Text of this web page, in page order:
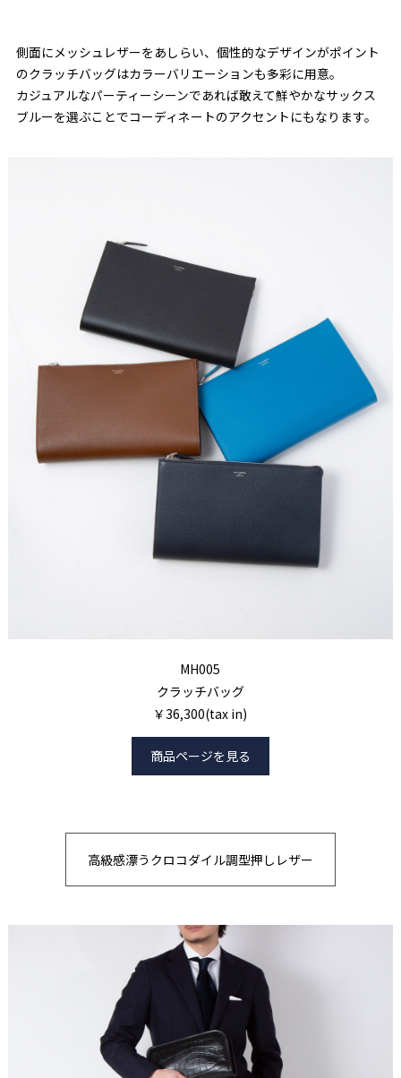
側面にメッシュレザーをあしらい、個性的なデザインがポイント
のクラッチバッグはカラーバリエーションも多彩に用意。
カジュアルなパーティーシーンであれば敢えて鮮やかなサックス
ブルーを選ぶことでコーディネートのアクセントにもなります。
MH005
クラッチバッグ
￥36,300(tax in)
商品ページを見る
高級感漂うクロコダイル調型押しレザー